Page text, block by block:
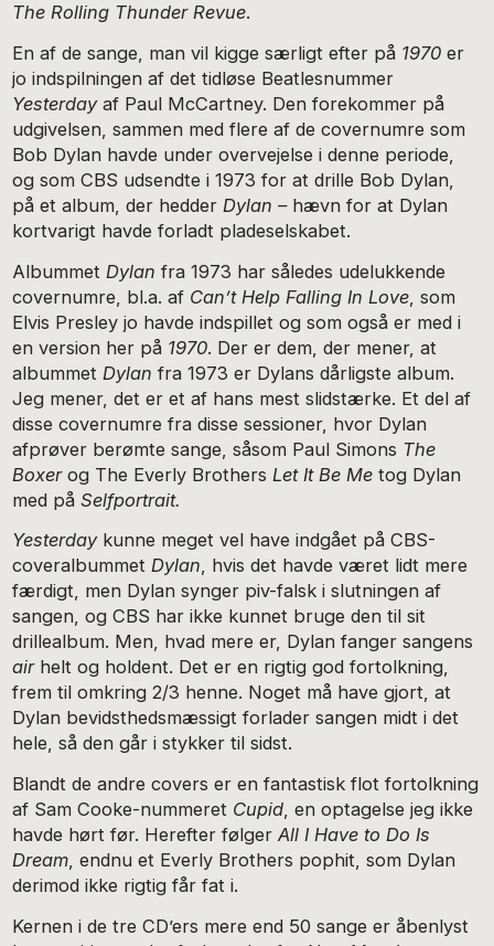
The Rolling Thunder Revue.
En af de sange, man vil kigge særligt efter på 1970 er
jo indspilningen af det tidløse Beatlesnummer
Yesterdayaf Paul McCartney. Den forekommer på
udgivelsen, sammen med flere af de covernumre som
Bob Dylan havde under overvejelse i denne periode,
og som CBS udsendte i 1973 for at drille Bob Dylan,
på et album, der hedderDylan –hævn for at Dylan
kortvarigt havde forladt pladeselskabet.
Albummet Dylan fra 1973 har således udelukkende
covernumre, bl.a. af Can’t Help Falling In Love , som
Elvis Presley jo havde indspillet og som også er med i
en version her på 1970. Der er dem, der mener, at
albummet Dylan fra 1973 er Dylans dårligste album.
Jeg mener, det er et af hans mest slidstærke. Et del af
disse covernumre fra disse sessioner, hvor Dylan
afprøver berømte sange, såsom Paul Simons The
Boxerog The Everly Brothers Let It Be Me tog Dylan
med påSelfportrait.
Yesterdaykunne meget vel have indgået på CBS-
coveralbummetDylan, hvis det havde været lidt mere
færdigt, men Dylan synger piv-falsk i slutningen af
sangen, og CBS har ikke kunnet bruge den til sit
drillealbum. Men, hvad mere er, Dylan fanger sangens
airhelt og holdent. Det er en rigtig god fortolkning,
frem til omkring 2/3 henne. Noget må have gjort, at
Dylan bevidsthedsmæssigt forlader sangen midt i det
hele, så den går i stykker til sidst.
Blandt de andre covers er en fantastisk flot fortolkning
af Sam Cooke-nummeret Cupid , en optagelse jeg ikke
havde hørt før. Herefter følgerAll I Have to Do Is
Dream , endnu et Everly Brothers pophit, som Dylan
derimod ikke rigtig får fat i.
Kernen i de tre CD’ers mere end 50 sange er åbenlyst